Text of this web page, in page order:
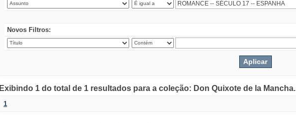
Novos Filtros:
Exibindo 1 do total de 1 resultados para a coleção: Don Quixote de la Mancha.
1